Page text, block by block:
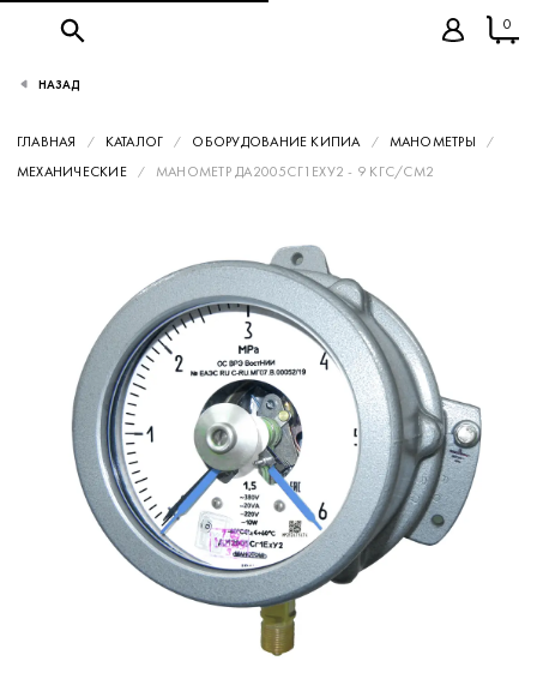
0
ГЛАВНАЯ КАТАЛОГ ОБОРУДОВАНИЕ КИПИА
МАНОМЕТРЫ
МЕХАНИЧЕСКИЕ
МАНОМЕТР ДА2005СГ1ЕХУ2 - 9 КГС/СМ2
НАЗАД